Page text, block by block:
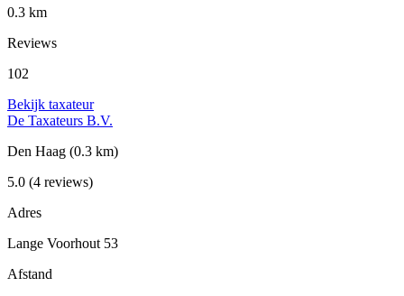
0.3 km
Reviews
102
Bekijk taxateur
De Taxateurs B.V.
Den Haag (0.3 km)
5.0 (4 reviews)
Adres
Lange Voorhout 53
Afstand